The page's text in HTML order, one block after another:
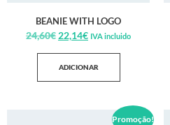
BEANIE WITH LOGO
24,60€ 22,14€ IVA incluido
ADICIONAR
Promoção!